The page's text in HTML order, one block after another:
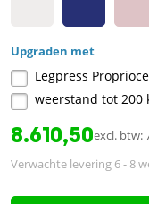
Upgraden met
Legpress
weerstand tot 200
8.610,50excl. btw:
Verwachte levering 6 - 8